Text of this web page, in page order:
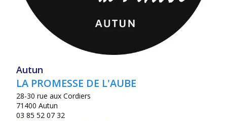
Autun
LA PROMESSE DE L'AUBE
28-30 rue aux Cordiers
71400 Autun
03 85 52 07 32